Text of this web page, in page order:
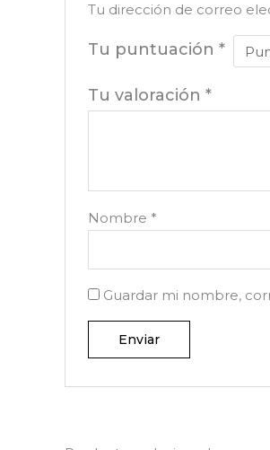
Tu dirección de correo
Tu puntuación*
Tu valoración*
Nombre *
Guardar mi nombre,